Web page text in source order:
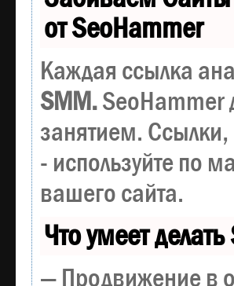
от SeoHammer
Каждая ссылка
SMM.SeoHammer
занятием.
- используйте по
вашего сайта.
Что умеет
— Продвижение в